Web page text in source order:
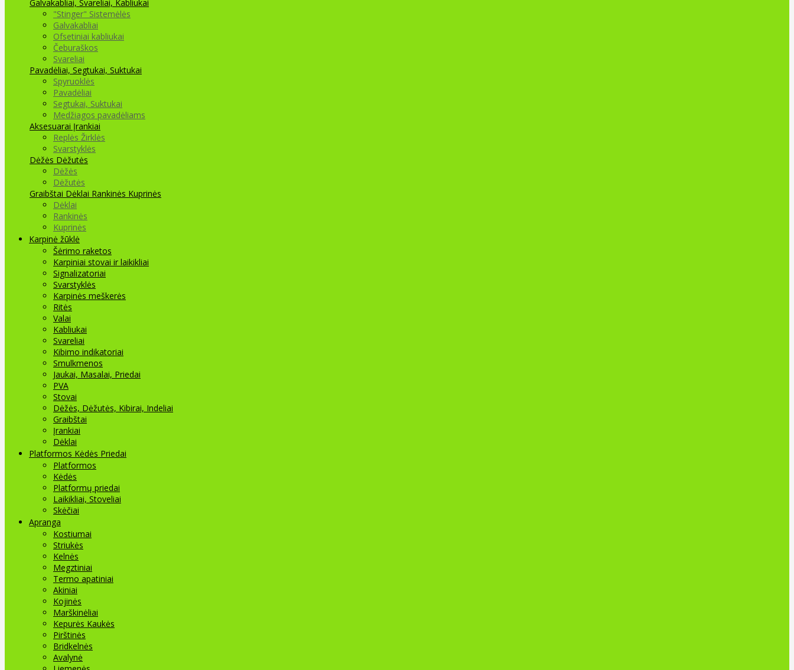
Galvakabliai, Svareliai, Kabliukai
"Stinger" Sistemėlės
Galvakabliai
Ofsetiniai kabliukai
Čeburaškos
Svareliai
Pavadėliai, Segtukai, Suktukai
Spyruoklės
Pavadėliai
Segtukai, Suktukai
Medžiagos pavadėliams
Aksesuarai Įrankiai
Replės Žirklės
Svarstyklės
Dėžės Dėžutės
Dėžės
Dėžutės
Graibštai Dėklai Rankinės Kuprinės
Dėklai
Rankinės
Kuprinės
Karpinė žūklė
Šėrimo raketos
Karpiniai stovai ir laikikliai
Signalizatoriai
Svarstyklės
Karpinės meškerės
Ritės
Valai
Kabliukai
Svareliai
Kibimo indikatoriai
Smulkmenos
Jaukai, Masalai, Priedai
PVA
Stovai
Dėžės, Dėžutės, Kibirai, Indeliai
Graibštai
Įrankiai
Dėklai
Platformos Kėdės Priedai
Platformos
Kėdės
Platformų priedai
Laikikliai, Stoveliai
Skėčiai
Apranga
Kostiumai
Striukės
Kelnės
Megztiniai
Termo apatiniai
Akiniai
Kojinės
Marškinėliai
Kepurės Kaukės
Pirštinės
Bridkelnės
Avalynė